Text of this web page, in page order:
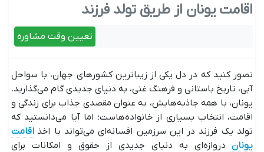
اقامت یونان از طریق تولد فرزند
تعیین وقت مشاوره
تصور کنید که در دل یکی از زیباترین کشورهای جهان، با سواحل
آبی، تاریخ باستانی و فرهنگ غنی، به دنیای جدیدی گام می‌گذارید.
یونان، با همه‌ جاذبه‌هایش، به عنوان مقصدی جذاب برای زندگی و
اقامت، انتخاب بسیاری از خانواده‌هاست؛ اما آیا می‌دانستید که
تولد یک فرزند در این سرزمین افسانه‌ای می‌تواند با اخذ اقامت
یونان دروازه‌ای به دنیای جدیدی از حقوق و امکانات برای